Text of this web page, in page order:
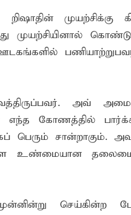
முயற்சிக்கு
முயற்சியினால்
அவ்
எந்த கோணத்தில்
பெரும் சான்றாகும்.
உண்மையான
செய்கின்ற